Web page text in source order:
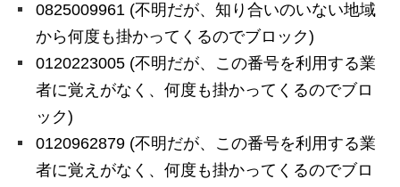
0825009961 (不明だが、知り合いのいない地域
から何度も掛かってくるのでブロック)
0120223005 (不明だが、この番号を利用する業
者に覚えがなく、何度も掛かってくるのでブロ
ック)
0120962879 (不明だが、この番号を利用する業
者に覚えがなく、何度も掛かってくるのでブロ